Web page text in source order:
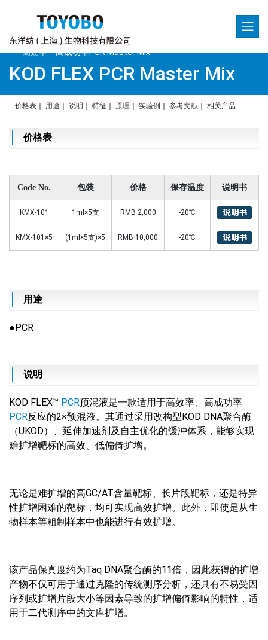
高効率・高成功率PCR Master Mix
KOD FLEX PCR Master Mix
价格表 用途 说明 特征 原理 实验例 参考文献 相关产品
价格表
Code No. 包装 价格 保存温度 说明书
KMX-101 1ml×5支 RMB 2,000 -20℃
KMX-101×5 (1ml×5支)×5 RMB 10,000 -20℃
用途
●PCR
说明
KOD FLEX™ PCR预混液是一款适用于高效率、高成功率
PCR反应的2×预混液。其通过采用改构型KOD DNA聚合酶
（UKOD）、延伸加速剂及自主优化的缓冲体系，能够实现
难扩增靶标的高效、低偏倚扩增。
无论是难扩增的高GC/AT含量靶标、长片段靶标，还是特异
性扩增困难的靶标，均可实现高效扩增。此外，即使是从生
物样本等粗制样本中也能进行有效扩增。
该产品保真度约为Taq DNA聚合酶的11倍，因此获得的扩增
产物不仅可用于通过克隆的传统测序分析，还具有不易受因
序列或扩增片段大小等因素导致的扩增偏倚影响的特性，适
用于二代测序中的文库扩增。